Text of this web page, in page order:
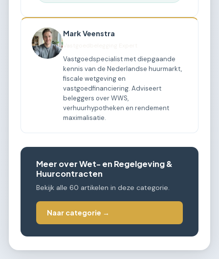
Mark Veenstra
Vastgoedspecialist met diepgaande
kennis van de Nederlandse huurmarkt,
fiscale wetgeving en
vastgoedfinanciering. Adviseert
beleggers over WWS,
verhuurhypotheken en rendement
maximalisatie.
Meer over Wet- en Regelgeving &
Huurcontracten
Bekijk alle 60 artikelen in deze categorie.
Naar categorie →